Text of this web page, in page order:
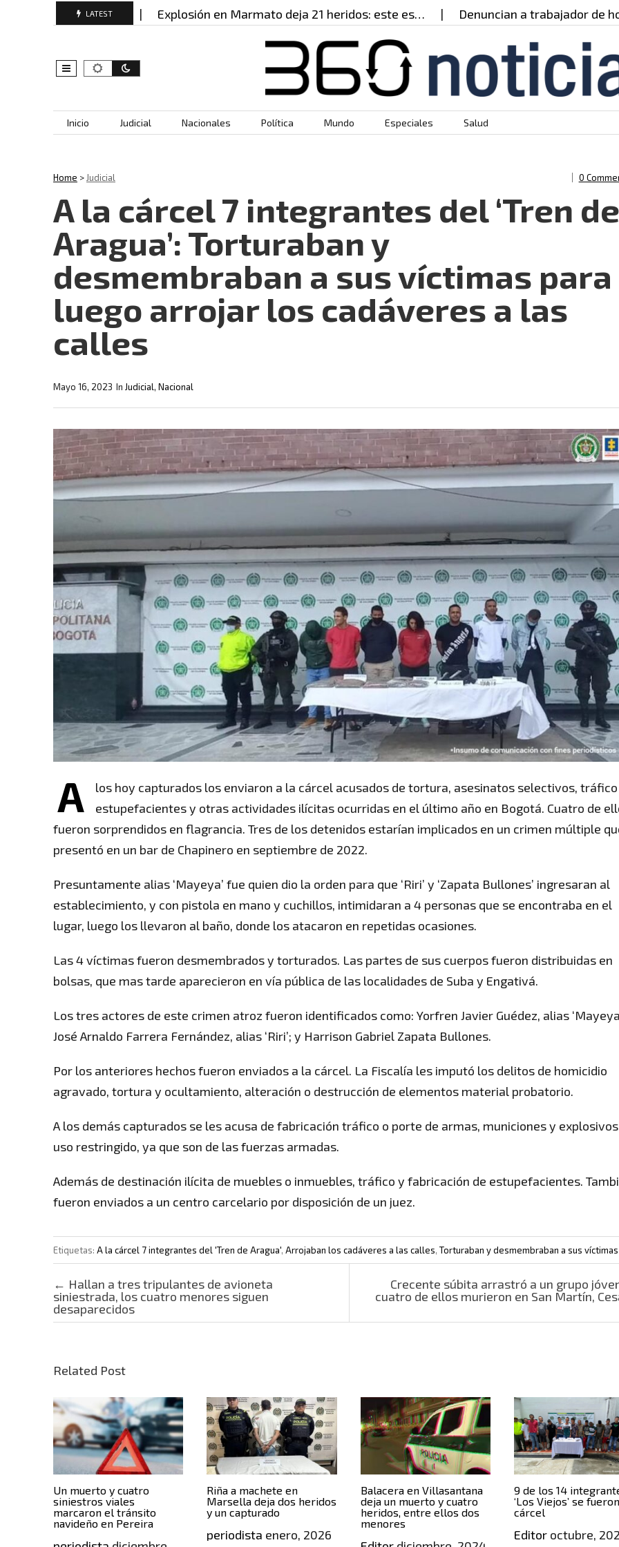
LATEST
del ELN y… Explosión en Marmato deja 21 heridos: este es… Denuncian a trabajador de
Skip to content
Inicio Judicial Nacionales Política Mundo Especiales Salud
Home >Judicial 0
A la cárcel 7 integrantes del ‘Tren de
Aragua’: Torturaban y
desmembraban a sus víctimas para
luego arrojar los cadáveres a las
calles
In Judicial, Nacional
Mayo 16, 2023
A
los hoy capturados los enviaron a la cárcel acusados de tortura, asesinatos selectivos, tráfico
estupefacientes y otras actividades ilícitas ocurridas en el último año en Bogotá. Cuatro de
fueron sorprendidos en flagrancia. Tres de los detenidos estarían implicados en un crimen múltiple
presentó en un bar de Chapinero en septiembre de 2022.
Presuntamente alias ‘Mayeya’ fue quien dio la orden para que ‘Riri’ y ‘Zapata Bullones’ ingresaran al
establecimiento, y con pistola en mano y cuchillos, intimidaran a 4 personas que se encontraba en el
lugar, luego los llevaron al baño, donde los atacaron en repetidas ocasiones.
Las 4 víctimas fueron desmembrados y torturados. Las partes de sus cuerpos fueron distribuidas en
bolsas, que mas tarde aparecieron en vía pública de las localidades de Suba y Engativá.
Los tres actores de este crimen atroz fueron identificados como: Yorfren Javier Guédez, alias
José Arnaldo Farrera Fernández, alias ‘Riri’; y Harrison Gabriel Zapata Bullones.
Por los anteriores hechos fueron enviados a la cárcel. La Fiscalía les imputó los delitos de homicidio
agravado, tortura y ocultamiento, alteración o destrucción de elementos material probatorio.
A los demás capturados se les acusa de fabricación tráfico o porte de armas, municiones y
uso restringido, ya que son de las fuerzas armadas.
Además de destinación ilícita de muebles o inmuebles, tráfico y fabricación de estupefacientes.
fueron enviados a un centro carcelario por disposición de un juez.
Etiquetas: A la cárcel 7 integrantes del 'Tren de Aragua', Arrojaban los cadáveres a las calles, Torturaban y desmembraban a sus víctimas
Post navigation
← Hallan a tres tripulantes de avioneta
siniestrada, los cuatro menores siguen
desaparecidos
Crecente súbita arrastró a un grupo
cuatro de ellos murieron en San Martín,
Related Post
Un muerto y cuatro
siniestros viales
marcaron el tránsito
navideño en Pereira
Riña a machete en
Marsella deja dos heridos
y un capturado
periodista enero, 2026
Balacera en Villasantana
deja un muerto y cuatro
heridos, entre ellos dos
menores
9 de los 14
‘Los Viejos’ se
cárcel
Editor octubre,